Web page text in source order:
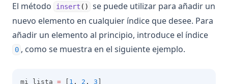
El método insert ()
se puede utilizar para añadir un
nuevo elemento en cualquier índice que desee. Para
añadir un elemento al principio, introduce el índice
0 , como se muestra en el siguiente ejemplo.
mi_lista = 1 , 2 , 3